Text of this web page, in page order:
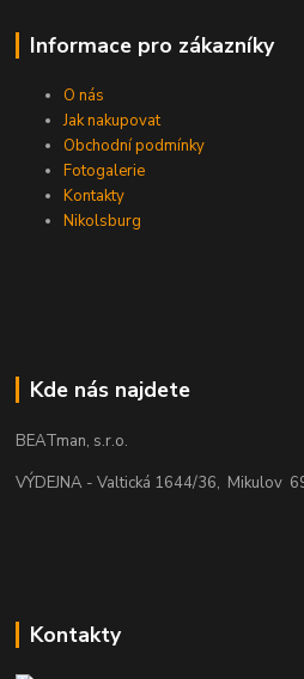
Informace pro zákazníky
O nás
Jak nakupovat
Obchodní podmínky
Fotogalerie
Kontakty
Nikolsburg
Kde nás najdete
BEATman, s.r.o.
VÝDEJNA - Valtická 1644/36, Mikulov
Kontakty